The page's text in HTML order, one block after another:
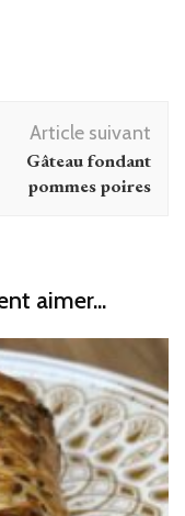
Article suivant
Gâteau fondant
pommes poires
aimer...